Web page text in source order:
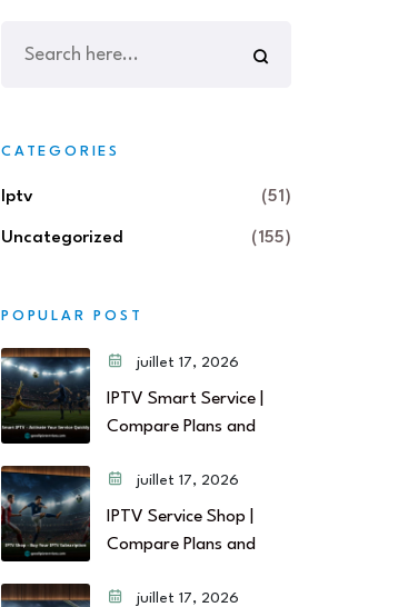
CATEGORIES
Iptv (51)
Uncategorized (155)
POPULAR POST
juillet 17, 2026
IPTV Smart Service |
Compare Plans and
juillet 17, 2026
IPTV Service Shop |
Compare Plans and
juillet 17, 2026